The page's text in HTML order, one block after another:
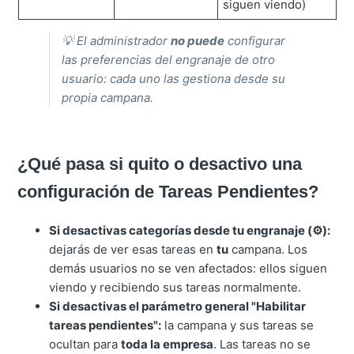
siguen viendo)
💡 El administradorno puede configurar
las preferencias del engranaje de otro
usuario: cada uno las gestiona desde su
propia campana.
¿Qué pasa si quito o desactivo una
configuración de Tareas Pendientes?
Si desactivas categorías desde tu engranaje (⚙️):
dejarás de ver esas tareas entu campana. Los
demás usuarios no se ven afectados: ellos siguen
viendo y recibiendo sus tareas normalmente.
Si desactivas el parámetro general "Habilitar
tareas pendientes": la campana y sus tareas se
ocultan paratoda la empresa. Las tareas no se